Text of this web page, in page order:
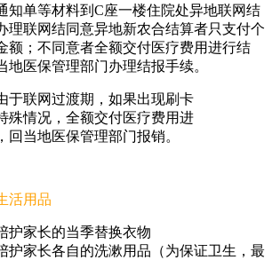
知单等材料到C座一楼住院处异地联网结
理联网结同意异地新农合结算者只支付个
额；不同意者全额交付医疗费用进行结
地医保管理部门办理结报手续。
于联网过渡期，如果出现刷卡
殊情况，全额交付医疗费用进
回当地医保管理部门报销。
活用品
护家长的当季替换衣物
护家长各自的洗漱用品（为保证卫生，最